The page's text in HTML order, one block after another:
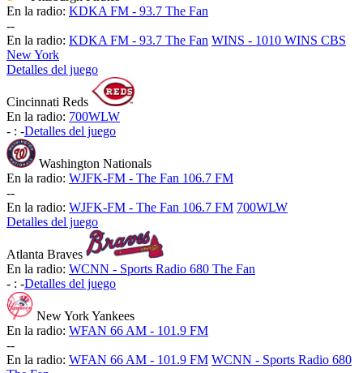
En la radio: KDKA FM - 93.7 The Fan
--
En la radio: KDKA FM - 93.7 The Fan WINS - 1010 WINS CBS
New York
Detalles del juego
Cincinnati Reds
En la radio: 700WLW
- : -Detalles del juego
Washington Nationals
En la radio: WJFK-FM - The Fan 106.7 FM
--
En la radio: WJFK-FM - The Fan 106.7 FM 700WLW
Detalles del juego
Atlanta Braves
En la radio: WCNN - Sports Radio 680 The Fan
- : -Detalles del juego
New York Yankees
En la radio: WFAN 66 AM - 101.9 FM
--
En la radio: WFAN 66 AM - 101.9 FM WCNN - Sports Radio 680